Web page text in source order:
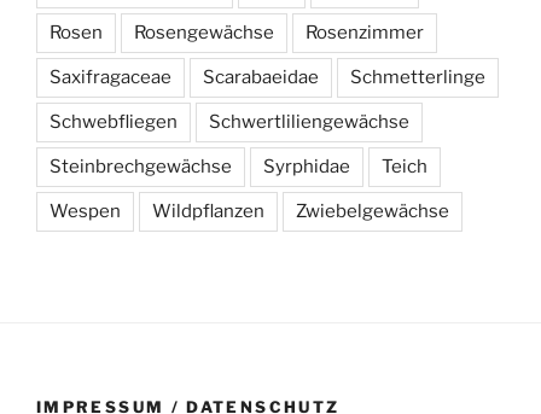
Rosen Rosengewächse Rosenzimmer
Saxifragaceae Scarabaeidae Schmetterlinge
Schwebfliegen Schwertliliengewächse
Steinbrechgewächse Syrphidae Teich
Wespen Wildpflanzen Zwiebelgewächse
IMPRESSUM / DATENSCHUTZ